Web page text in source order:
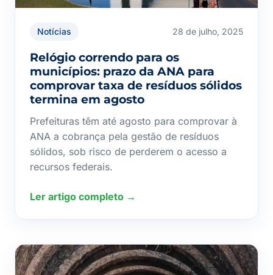
Notícias 28 de julho, 2025
Relógio correndo para os
municípios: prazo da ANA para
comprovar taxa de resíduos sólidos
termina em agosto
Prefeituras têm até agosto para comprovar à
ANA a cobrança pela gestão de resíduos
sólidos, sob risco de perderem o acesso a
recursos federais.
Ler artigo completo →